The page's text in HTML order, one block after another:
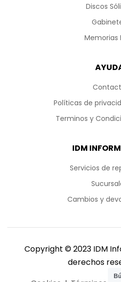
Discos
Memorias
Políticas de
Terminos y
IDM
Servicios de
Cambios y
Copyright © 2023 IDM
derechos